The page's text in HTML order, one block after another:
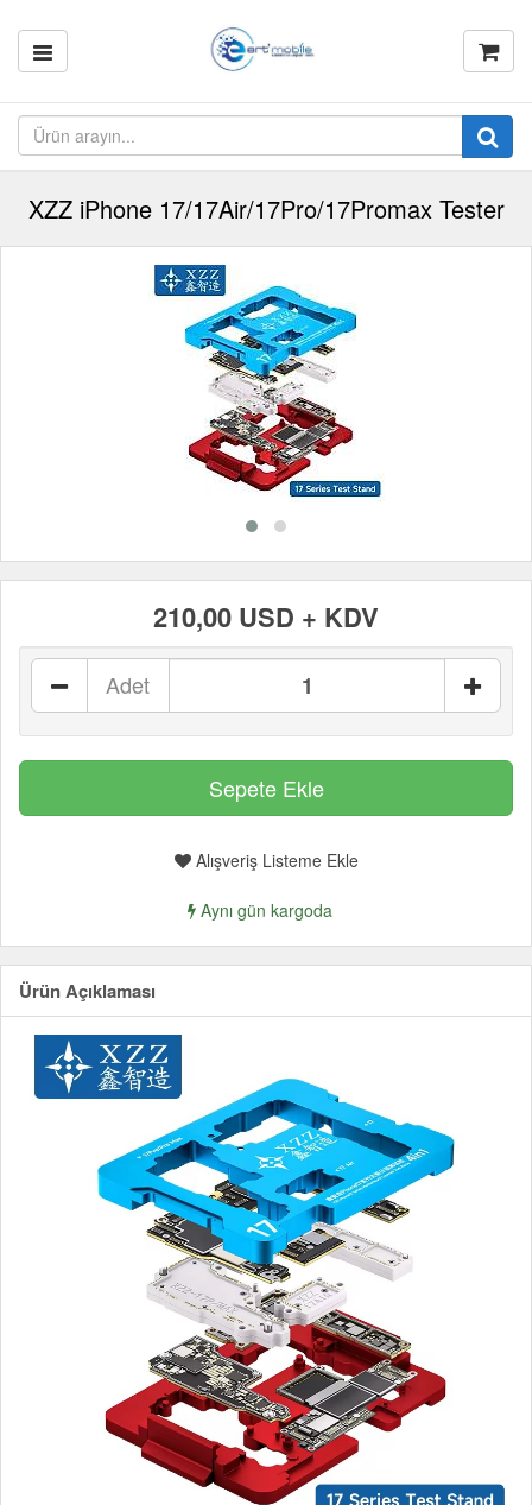
XZZ iPhone 17/17Air/17Pro/17Promax Tester
210,00 USD + KDV
Adet
Alışveriş Listeme Ekle
Aynı gün kargoda
Ürün Açıklaması